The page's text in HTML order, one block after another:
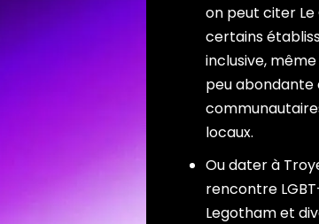
on peut citer
certains
inclusive,
peu abondante
locaux.
Ou dater à
rencontre
Legotham et